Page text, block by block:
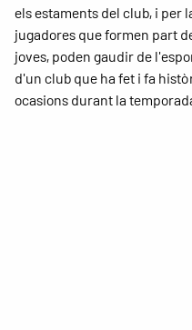
els estaments del club, i per
jugadores que formen part
joves, poden gaudir de
d'un club que ha fet i fa
ocasions durant la